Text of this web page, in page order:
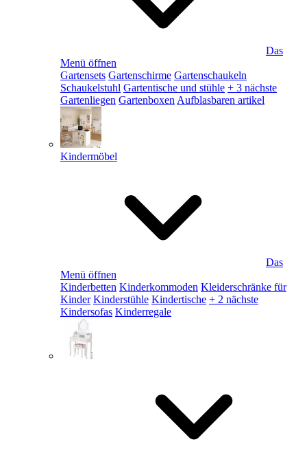
Das
Menü öffnen
Gartensets Gartenschirme Gartenschaukeln
Schaukelstuhl Gartentische und stühle + 3 nächste
Gartenliegen Gartenboxen Aufblasbaren artikel
Kindermöbel
Das
Menü öffnen
Kinderbetten Kinderkommoden Kleiderschränke für
Kinder Kinderstühle Kindertische + 2 nächste
Kindersofas Kinderregale